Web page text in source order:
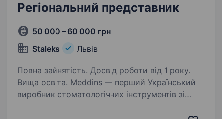
Регіональний представник
50 000 – 60 000 грн
Staleks
Львів
Повна зайнятість. Досвід роботи від 1 року.
Вища освіта. Meddins — перший Український
виробник стоматологічних інструментів зі